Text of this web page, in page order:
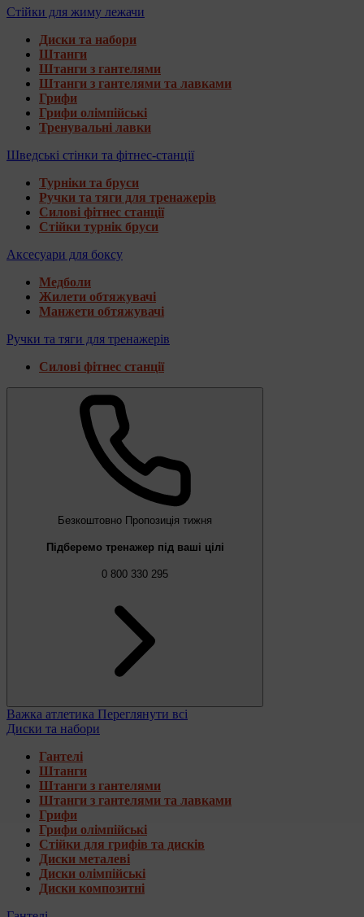
Стійки для жиму лежачи
Диски та набори
Штанги
Штанги з гантелями
Штанги з гантелями та лавками
Грифи
Грифи олімпійські
Тренувальні лавки
Шведські стінки та фітнес-станції
Турніки та бруси
Ручки та тяги для тренажерів
Силові фітнес станції
Стійки турнік бруси
Аксесуари для боксу
Медболи
Жилети обтяжувачі
Манжети обтяжувачі
Ручки та тяги для тренажерів
Силові фітнес станції
Безкоштовно Пропозиція тижня
Підберемо тренажер під ваші цілі
0 800 330 295
Важка атлетика Переглянути всі
Диски та набори
Гантелі
Штанги
Штанги з гантелями
Штанги з гантелями та лавками
Грифи
Грифи олімпійські
Стійки для грифів та дисків
Диски металеві
Диски олімпійські
Диски композитні